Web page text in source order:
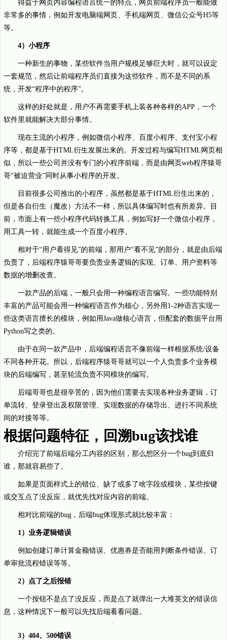
得益于网页内容编程语言统一的特点，网页前端程序员一般能做
非常多的事情，例如开发电脑端网页、手机端网页、微信公众号H5等
等。
4）小程序
一种新生的事物，某些软件当用户规模足够巨大时，就可以设定
一套规范，然后让前端程序员们直接为这些软件，而不是不同的系
统，开发“程序中的程序”。
这样的好处就是，用户不再需要手机上装各种各样的APP，一个
软件里就能解决大部分事情。
现在主流的小程序，例如微信小程序、百度小程序、支付宝小程
序等，都是基于HTML衍生发展出来的。开发过程与编写HTML网页相
似，所以一些公司并没有专门的小程序前端，而是由网页web程序猿哥
哥“被迫营业”同时从事小程序的开发。
目前很多公司推出的小程序，虽然都是基于HTML衍生出来的，
但是各自衍生（魔改）方法不一样，所以具体编写时也有所差异。目
前，市面上有一些小程序代码转换工具，例如写好一个微信小程序，
用工具一转，就能生成一个百度小程序。
相对于“用户看得见”的前端，那用户“看不见”的部分，就是由后端
负责了，后端程序猿哥哥要负责业务逻辑的实现、订单、用户资料等
数据的增删改查。
一款产品的后端，一般只会用一种编程语言编写。一些功能特别
丰富的产品可能会用一种编程语言作为核心，另外用1-2种语言实现一
些这类语言擅长的模块，例如用Java做核心语言，但配套的数据平台用
Python写之类的。
由于在同一款产品中，后端编程语言不像前端一样根据系统/设备
不同各种开花。所以，后端程序猿哥哥就可以一个人负责多个业务模
块的后端编写，甚至轮流负责不同模块的编写。
后端哥哥也是很辛苦的，因为他们需要去实现各种业务逻辑，订
单流转、登录登出及权限管理、实现数据的存储导出、进行不同系统
间的对接等等。
根据问题特征，回溯bug该找谁
介绍完了前端后端分工内容的区别，那么想区分一个bug到底归
谁，那就容易些了。
如果是页面样式上的错位、缺了或多了啥字段或模块，某些按键
或交互点了没反应，就优先找对应内容的前端。
相对比前端的bug，后端bug体现形式就比较丰富：
1）业务逻辑错误
例如创建订单计算金额错误、优惠券是否能用判断条件错误、订
单审批流程错误等等。
2）点了之后报错
一个按钮不是点了没反应，而是点了就弹出一大堆英文的错误信
息，这种情况下一般可以先找后端看看问题。
3）404、500错误